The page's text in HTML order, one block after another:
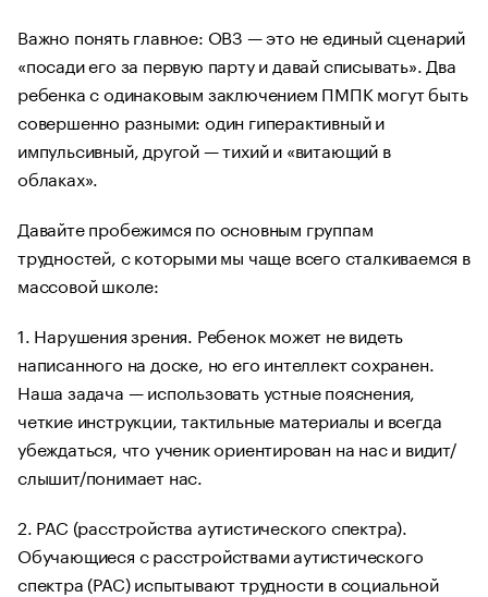
Важно понять главное: ОВЗ — это не единый сценарий
«посади его за первую парту и давай списывать». Два
ребенка с одинаковым заключением ПМПК могут быть
совершенно разными: один гиперактивный и
импульсивный, другой — тихий и «витающий в
облаках».
Давайте пробежимся по основным группам
трудностей, с которыми мы чаще всего сталкиваемся в
массовой школе:
1. Нарушения зрения. Ребенок может не видеть
написанного на доске, но его интеллект сохранен.
Наша задача — использовать устные пояснения,
четкие инструкции, тактильные материалы и всегда
убеждаться, что ученик ориентирован на нас и видит/
слышит/понимает нас.
2. РАС (расстройства аутистического спектра).
Обучающиеся с расстройствами аутистического
спектра (РАС) испытывают трудности в социальной